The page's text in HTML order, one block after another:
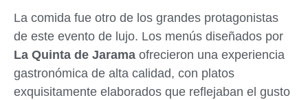
La comida fue otro de los grandes protagonistas
de este evento de lujo. Los menús diseñados por
La Quinta de Jarama ofrecieron una experiencia
gastronómica de alta calidad, con platos
exquisitamente elaborados que reflejaban el gusto